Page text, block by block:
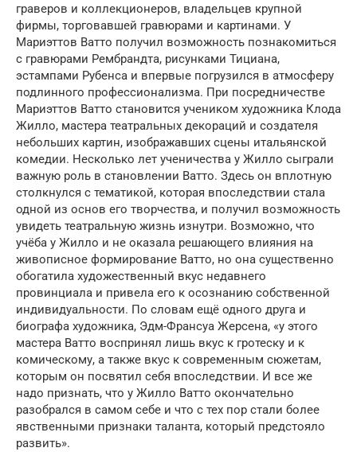
граверов и коллекционеров, владельцев крупной
фирмы, торговавшей гравюрами и картинами. У
Мариэттов Ватто получил возможность познакомиться
с гравюрами Рембрандта, рисунками Тициана,
эстампами Рубенса и впервые погрузился в атмосферу
подлинного профессионализма. При посредничестве
Мариэттов Ватто становится учеником художника Клода
Жилло, мастера театральных декораций и создателя
небольших картин, изображавших сцены итальянской
комедии. Несколько лет ученичества у Жилло сыграли
важную роль в становлении Ватто. Здесь он вплотную
столкнулся с тематикой, которая впоследствии стала
одной из основ его творчества, и получил возможность
увидеть театральную жизнь изнутри. Возможно, что
учёба у Жилло и не оказала решающего влияния на
живописное формирование Ватто, но она существенно
обогатила художественный вкус недавнего
провинциала и привела его к осознанию собственной
индивидуальности. По словам ещё одного друга и
биографа художника, Эдм-Франсуа Жерсена, «у этого
мастера Ватто воспринял лишь вкус к гротеску и к
комическому, а также вкус к современным сюжетам,
которым он посвятил себя впоследствии. И все же
надо признать, что у Жилло Ватто окончательно
разобрался в самом себе и что с тех пор стали более
явственными признаки таланта, который предстояло
развить».